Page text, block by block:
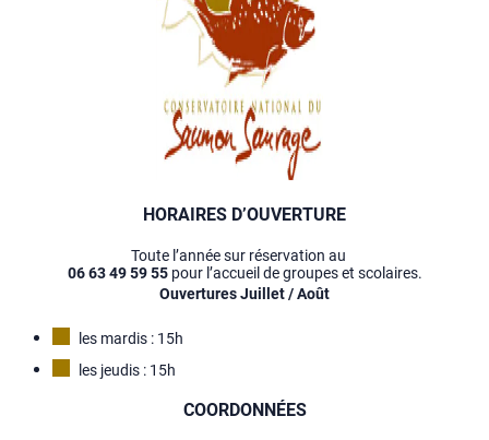
HORAIRES D’OUVERTURE
Toute l’année sur réservation au
06 63 49 59 55pour l’accueil de groupes et scolaires.
Ouvertures Juillet / Août
les mardis : 15h
les jeudis : 15h
COORDONNÉES